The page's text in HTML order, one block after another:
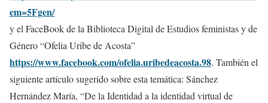
em=5Fgen/
y el FaceBook de la Biblioteca Digital de Estudios feministas y de
Género “Ofelia Uribe de Acosta”
https://www.facebook.com/ofelia.uribedeacosta.98. También el
siguiente artículo sugerido sobre esta temática: Sánchez
Hernández María, “De la Identidad a la identidad virtual de